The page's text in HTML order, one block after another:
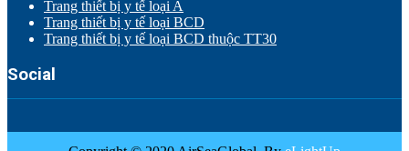
Trang thiết bị y tế loại A
Trang thiết bị y tế loại BCD
Trang thiết bị y tế loại BCD thuộc TT30
Social